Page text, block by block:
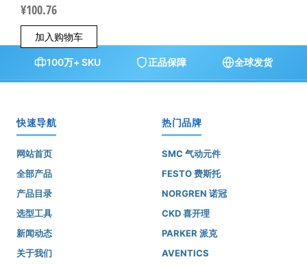
¥100.76
加入购物车
100万+ SKU 正品保障 全球发货
快速导航
网站首页
全部产品
产品目录
选型工具
新闻动态
关于我们
热门品牌
SMC 气动元件
FESTO 费斯托
NORGREN 诺冠
CKD 喜开理
PARKER 派克
AVENTICS